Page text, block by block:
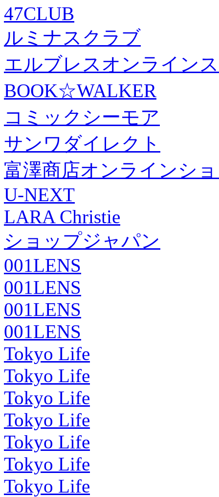
47CLUB
ルミナスクラブ
エルブレスオンライン
BOOK☆WALKER
コミックシーモア
サンワダイレクト
富澤商店オンラインシ
U-NEXT
LARA Christie
ショップジャパン
001LENS
001LENS
001LENS
001LENS
Tokyo Life
Tokyo Life
Tokyo Life
Tokyo Life
Tokyo Life
Tokyo Life
Tokyo Life